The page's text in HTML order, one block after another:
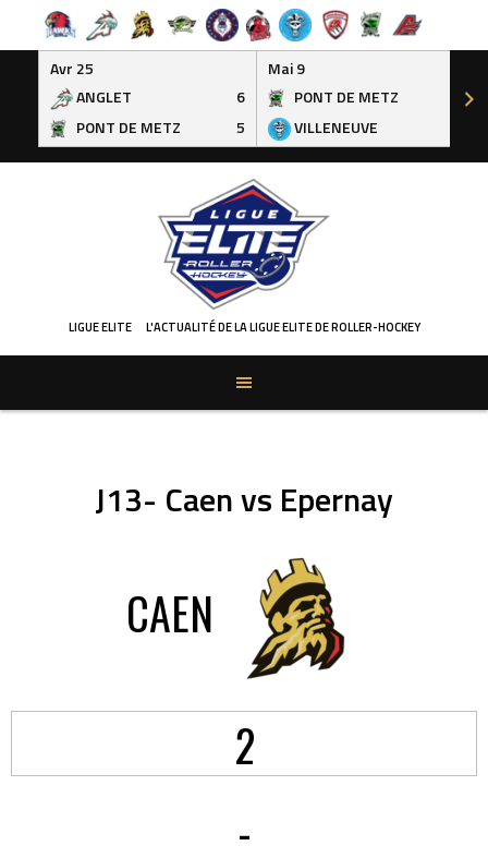
Avr 25
ANGLET
6
PONT DE METZ
5
Mai 9
PONT DE METZ
VILLENEUVE
LIGUE ELITE L'ACTUALITÉ DE LA LIGUE ELITE DE ROLLER-HOCKEY
J13- Caen vs Epernay
CAEN
2
-